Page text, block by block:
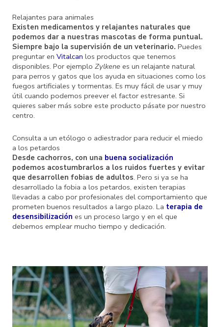
Relajantes para animales
Existen medicamentos y relajantes naturales que
podemos dar a nuestras mascotas de forma puntual.
Siempre bajo la supervisión de un veterinario. Puedes
preguntar en Vitalcan los productos que tenemos
disponibles. Por ejemplo Zylkene es un relajante natural
para perros y gatos que los ayuda en situaciones como los
fuegos artificiales y tormentas. Es muy fácil de usar y muy
útil cuando podemos preever el factor estresante. Si
quieres saber más sobre este producto pásate por nuestro
centro.
Consulta a un etólogo o adiestrador para reducir el miedo
a los petardos
Desde cachorros, con una buena socialización
podemos acostumbrarlos a los ruidos fuertes y evitar
que desarrollen fobias de adultos. Pero si ya se ha
desarrollado la fobia a los petardos, existen terapias
llevadas a cabo por profesionales del comportamiento que
prometen buenos resultados a largo plazo. La terapia de
desensibilización es un proceso largo y en el que
debemos emplear mucho tiempo y dedicación.